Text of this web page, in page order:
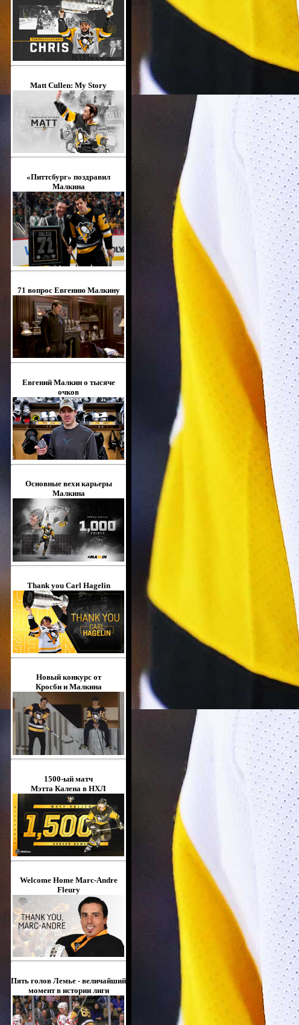
Matt Cullen: My Story
«Питтсбург» поздравил
Малкина
71 вопрос Евгению Малкину
Евгений Малкин о тысяче
очков
Основные вехи карьеры
Малкина
Thank you Carl Hagelin
Новый конкурс от
Кросби и Малкина
1500-ый матч
Мэтта Калена в НХЛ
Welcome Home Marc-Andre
Fleury
Пять голов Лемье - величайший
момент в истории лиги